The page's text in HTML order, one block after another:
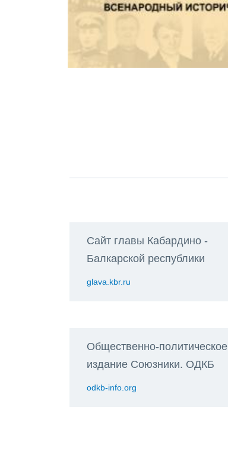
Сайт главы Кабардино -
Балкарской республики
glava.kbr.ru
Общественно-политическое
издание Союзники. ОДКБ
odkb-info.org